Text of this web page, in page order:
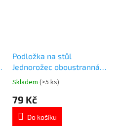
Podložka na stůl
Jednorožec oboustranná
49,5×34,5 cm
Průměrné
produktu
5,0
Skladem (>5 ks)
79 Kč
Do košíku